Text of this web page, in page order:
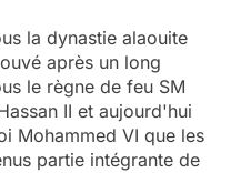
la dynastie alaouite
après un long
le règne de feu SM
II et aujourd'hui
Mohammed VI que les
partie intégrante de